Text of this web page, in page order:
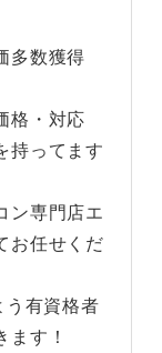
多数獲得
格・対応
持ってます
ン専門店エ
お任せくだ
有資格者
す！